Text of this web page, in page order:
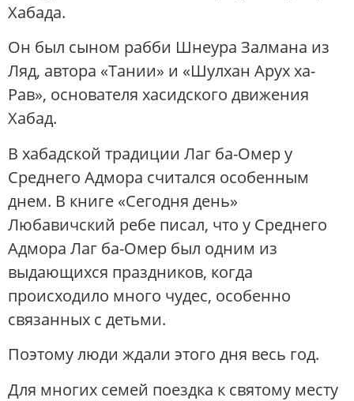
Хабада.
Он был сыном рабби Шнеура Залмана из
Ляд, автора «Тании» и «Шулхан Арух ха-
Рав», основателя хасидского движения
Хабад.
В хабадской традиции Лаг ба-Омер у
Среднего Адмора считался особенным
днем. В книге «Сегодня день»
Любавичский ребе писал, что у Среднего
Адмора Лаг ба-Омер был одним из
выдающихся праздников, когда
происходило много чудес, особенно
связанных с детьми.
Поэтому люди ждали этого дня весь год.
Для многих семей поездка к святому месту